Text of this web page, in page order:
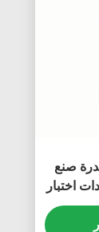
صنع
ومعدات اختبار